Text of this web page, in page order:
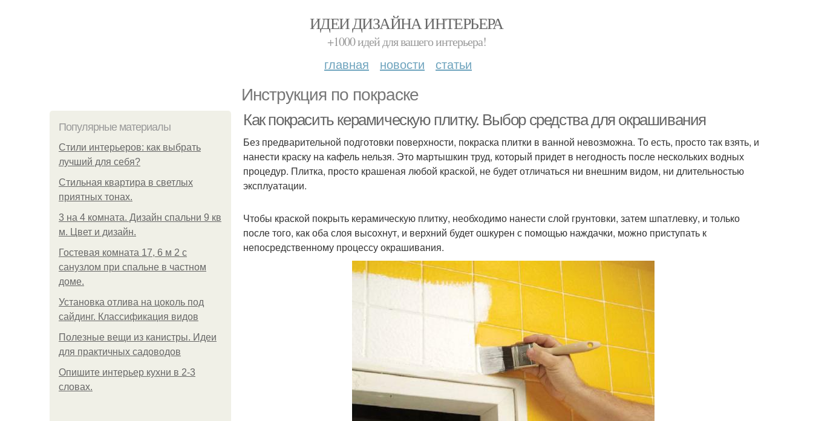
ИДЕИ ДИЗАЙНА ИНТЕРЬЕРА
+1000 идей для вашего интерьера!
главная новости статьи
Инструкция по покраске
Популярные материалы
Стили интерьеров: как выбрать
лучший для себя?
Стильная квартира в светлых
приятных тонах.
3 на 4 комната. Дизайн спальни 9 кв
м. Цвет и дизайн.
Гостевая комната 17, 6 м 2 с
санузлом при спальне в частном
доме.
Установка отлива на цоколь под
сайдинг. Классификация видов
Полезные вещи из канистры. Идеи
для практичных садоводов
Опишите интерьер кухни в 2-3
словах.
Как покрасить керамическую плитку. Выбор средства для окрашивания
Без предварительной подготовки поверхности, покраска плитки в ванной невозможна. То есть, просто так взять, и
нанести краску на кафель нельзя. Это мартышкин труд, который придет в негодность после нескольких водных
процедур. Плитка, просто крашеная любой краской, не будет отличаться ни внешним видом, ни длительностью
эксплуатации.
Чтобы краской покрыть керамическую плитку, необходимо нанести слой грунтовки, затем шпатлевку, и только
после того, как оба слоя высохнут, и верхний будет ошкурен с помощью наждачки, можно приступать к
непосредственному процессу окрашивания.